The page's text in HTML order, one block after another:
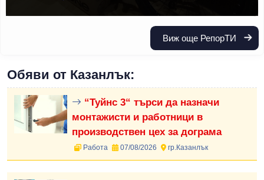
Виж още РепорТИ
Обяви от Казанлък:
“Туйнс 3“ търси да назначи
монтажисти и работници в
производствен цех за дограма
Работа 07/08/2026 гр.Казанлък